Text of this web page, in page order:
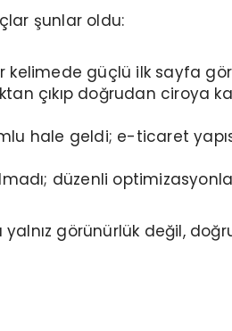
şunlar oldu:
kelimede güçlü ilk sayfa
çıkıp doğrudan ciroya
hale geldi; e-ticaret
düzenli
görünürlük değil,